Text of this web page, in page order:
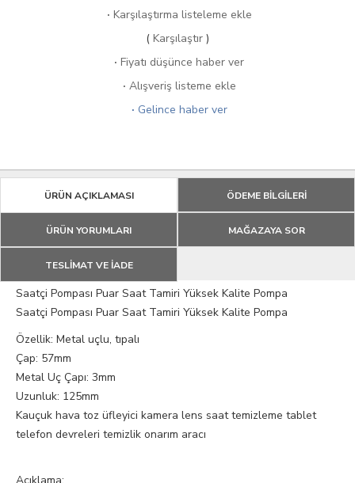
· Karşılaştırma listeleme ekle
( Karşılaştır )
· Fiyatı düşünce haber ver
· Alışveriş listeme ekle
· Gelince haber ver
ÜRÜN AÇIKLAMASI ÖDEME BİLGİLERİ
ÜRÜN YORUMLARI MAĞAZAYA SOR
TESLİMAT VE İADE
Saatçi Pompası Puar Saat Tamiri Yüksek Kalite Pompa
Saatçi Pompası Puar Saat Tamiri Yüksek Kalite Pompa
Özellik: Metal uçlu, tıpalı
Çap: 57mm
Metal Uç Çapı: 3mm
Uzunluk: 125mm
Kauçuk hava toz üfleyici kamera lens saat temizleme tablet
telefon devreleri temizlik onarım aracı